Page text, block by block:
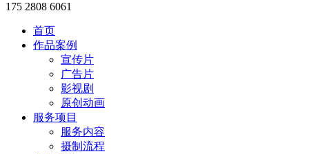
175 2808 6061
首页
作品案例
宣传片
广告片
影视剧
原创动画
服务项目
服务内容
摄制流程